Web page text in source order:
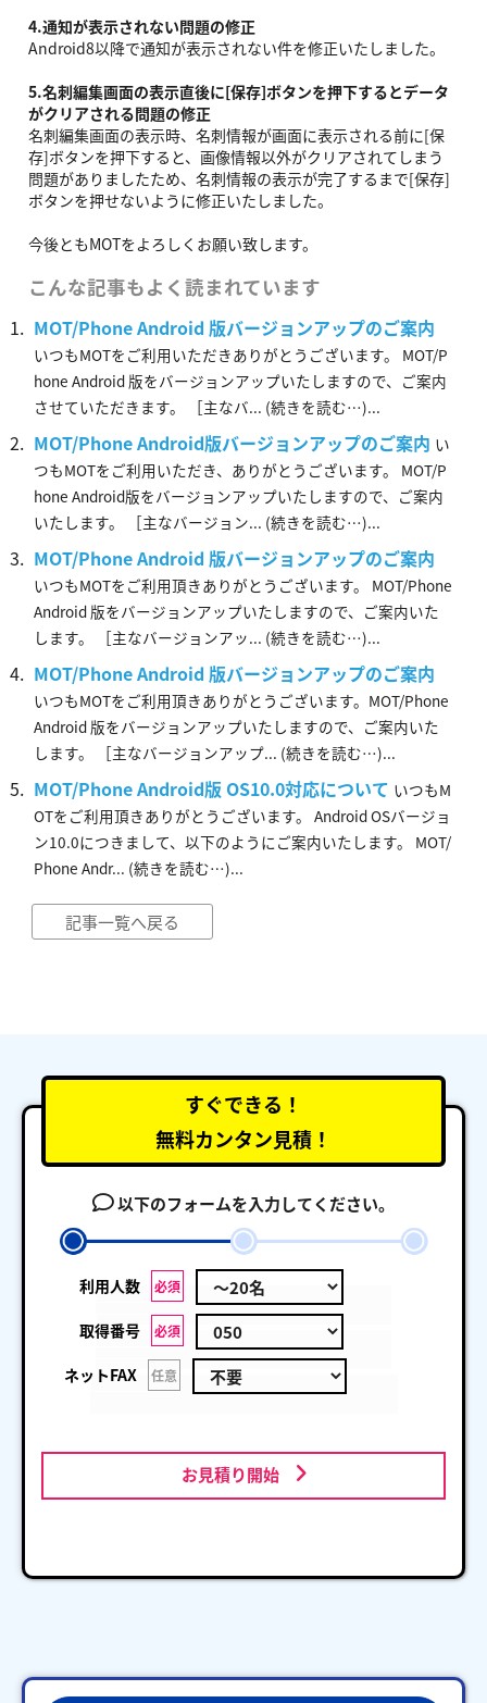
4.通知が表示されない問題の修正
Android8以降で通知が表示されない件を修正いたしました。
5.名刺編集画面の表示直後に[保存]ボタンを押下するとデータ
がクリアされる問題の修正
名刺編集画面の表示時、名刺情報が画面に表示される前に[保
存]ボタンを押下すると、画像情報以外がクリアされてしまう
問題がありましたため、名刺情報の表示が完了するまで[保存]
ボタンを押せないように修正いたしました。
今後ともMOTをよろしくお願い致します。
こんな記事もよく読まれています
MOT/Phone Android 版バージョンアップのご案内
いつもMOTをご利用いただきありがとうございます。 MOT/P
hone Android 版をバージョンアップいたしますので、ご案内
させていただきます。 ［主なバ... (続きを読む…)...
MOT/Phone Android版バージョンアップのご案内 い
つもMOTをご利用いただき、ありがとうございます。 MOT/P
hone Android版をバージョンアップいたしますので、ご案内
いたします。 ［主なバージョン... (続きを読む…)...
MOT/Phone Android 版バージョンアップのご案内
いつもMOTをご利用頂きありがとうございます。 MOT/Phone
Android 版をバージョンアップいたしますので、ご案内いた
します。 ［主なバージョンアッ... (続きを読む…)...
MOT/Phone Android 版バージョンアップのご案内
いつもMOTをご利用頂きありがとうございます。MOT/Phone
Android 版をバージョンアップいたしますので、ご案内いた
します。 ［主なバージョンアップ... (続きを読む…)...
MOT/Phone Android版 OS10.0対応について いつもM
OTをご利用頂きありがとうございます。 Android OSバージョ
ン10.0につきまして、以下のようにご案内いたします。 MOT/
Phone Andr... (続きを読む…)...
記事一覧へ戻る
すぐできる！
無料カンタン見積！
以下のフォームを入力してください。
利用人数 必須
取得番号 必須
ネットFAX 任意
お見積り開始